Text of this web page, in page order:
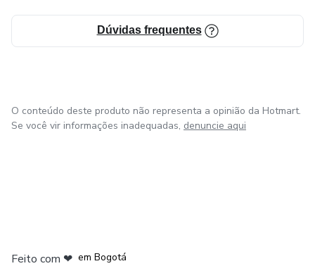
Dúvidas frequentes
O conteúdo deste produto não representa a opinião da Hotmart.
Se você vir informações inadequadas, denuncie aqui
Feito com ❤ em Bogotá